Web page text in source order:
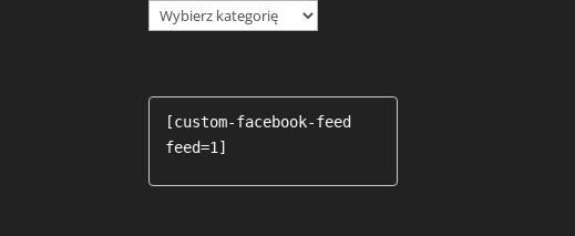
Kategorie
[custom-facebook-feed
feed=1]